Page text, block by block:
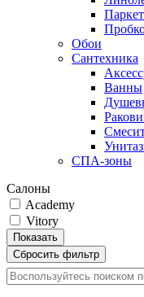
Обои
Сантехника
Ванны
СПА-зоны
Салоны
Academy
Vitory